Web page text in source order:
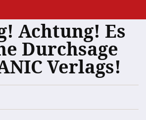
Achtung! Es
Durchsage
Verlags!